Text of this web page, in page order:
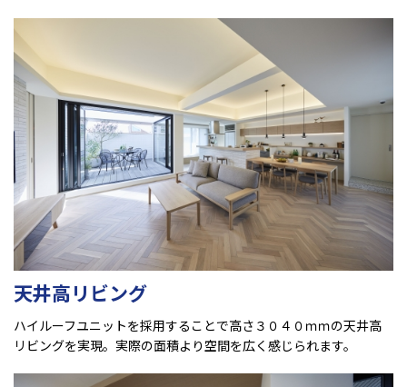
天井高リビング
ハイルーフユニットを採用することで高さ３０４０ｍｍの天井高
リビングを実現。実際の面積より空間を広く感じられます。